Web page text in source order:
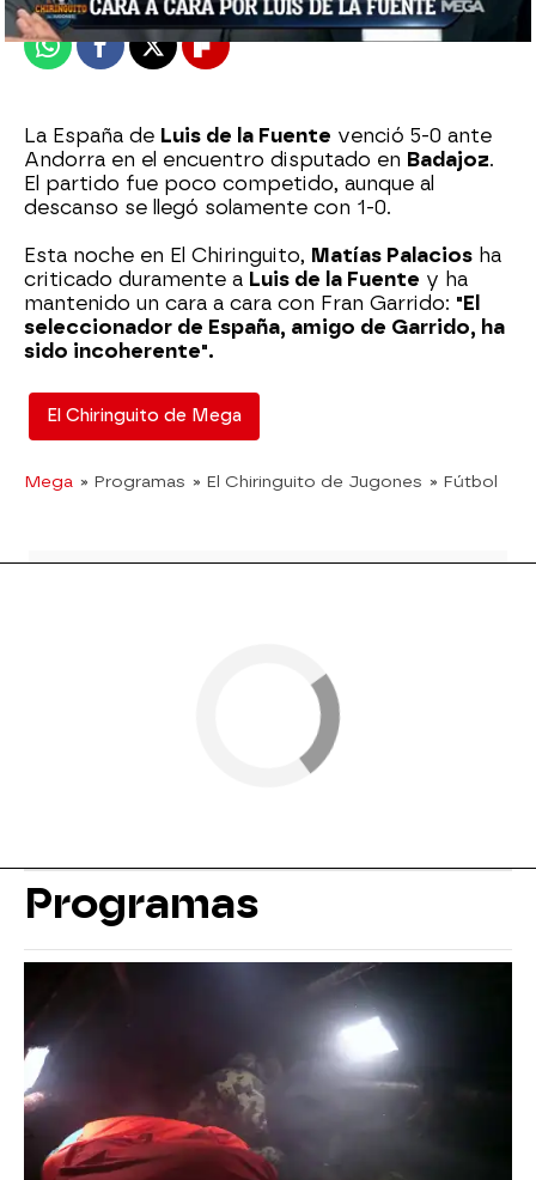
WhatsappFacebook
X Flipboard
La España de Luis de la Fuente venció 5-0 ante
Andorra en el encuentro disputado en Badajoz.
El partido fue poco competido, aunque al
descanso se llegó solamente con 1-0.
Esta noche en El Chiringuito, Matías Palacios ha
criticado duramente a Luis de la Fuente y ha
mantenido un cara a cara con Fran Garrido: "El
seleccionador de España, amigo de Garrido, ha
sido incoherente".
El Chiringuito de Mega
Mega » Programas » El Chiringuito de Jugones » Fútbol
Programas